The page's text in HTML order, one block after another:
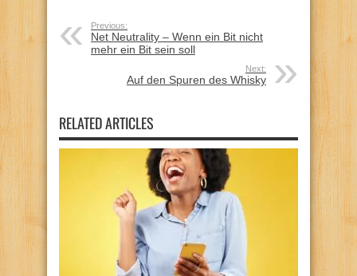
Previous:
Net Neutrality – Wenn ein Bit nicht
mehr ein Bit sein soll
Next:
Auf den Spuren des Whisky
RELATED ARTICLES